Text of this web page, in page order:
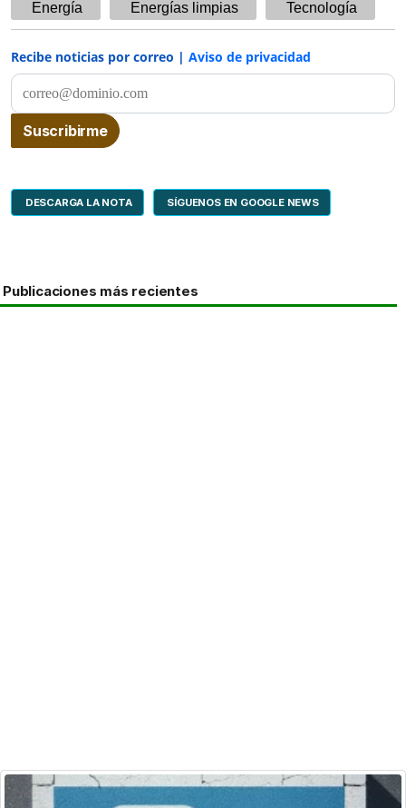
Energía Energías limpias Tecnología
Recibe noticias por correo | Aviso de privacidad
DESCARGA LA NOTA SÍGUENOS EN GOOGLE NEWS
Publicaciones más recientes